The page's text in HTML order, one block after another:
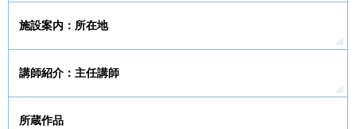
施設案内：所在地
講師紹介：主任講師
所蔵作品